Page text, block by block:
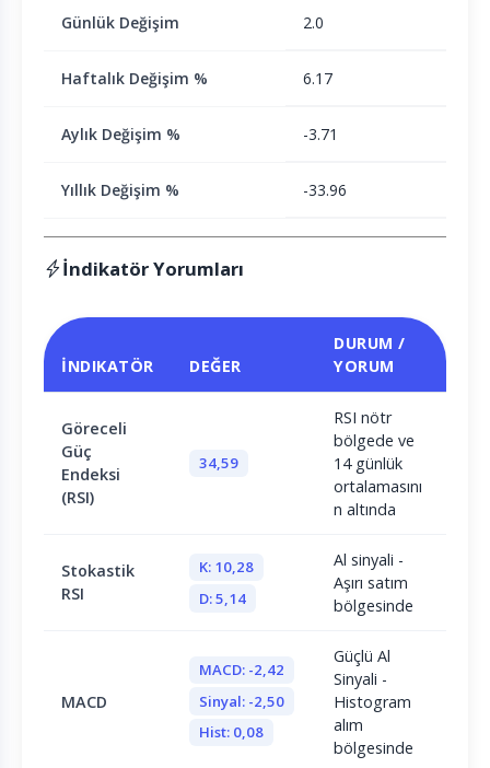
Günlük Değişim 2.0
Haftalık Değişim % 6.17
Aylık Değişim % -3.71
Yıllık Değişim % -33.96
İndikatör Yorumları
İNDIKATÖR DEĞER
DURUM /
YORUM
Göreceli
Güç
Endeksi
(RSI)
34,59
RSI nötr
bölgede ve
14 günlük
ortalamasını
n altında
Stokastik
RSI
K: 10,28
D: 5,14
Al sinyali -
Aşırı satım
bölgesinde
MACD
MACD: -2,42
Sinyal: -2,50
Hist: 0,08
Güçlü Al
Sinyali -
Histogram
alım
bölgesinde